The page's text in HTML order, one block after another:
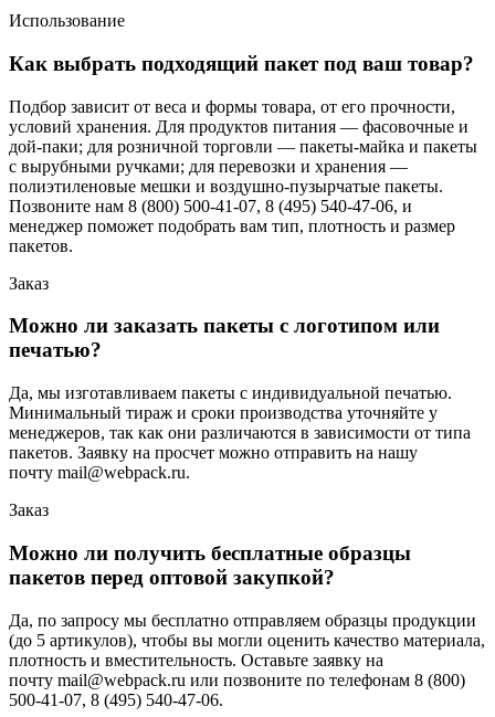
Использование
Как выбрать подходящий пакет под ваш товар?
Подбор зависит от веса и формы товара, от его прочности,
условий хранения. Для продуктов питания — фасовочные и
дой-паки; для розничной торговли — пакеты-майка и пакеты
с вырубными ручками; для перевозки и хранения —
полиэтиленовые мешки и воздушно-пузырчатые пакеты.
Позвоните нам 8 (800) 500-41-07, 8 (495) 540-47-06, и
менеджер поможет подобрать вам тип, плотность и размер
пакетов.
Заказ
Можно ли заказать пакеты с логотипом или
печатью?
Да, мы изготавливаем пакеты с индивидуальной печатью.
Минимальный тираж и сроки производства уточняйте у
менеджеров, так как они различаются в зависимости от типа
пакетов. Заявку на просчет можно отправить на нашу
почту mail@webpack.ru.
Заказ
Можно ли получить бесплатные образцы
пакетов перед оптовой закупкой?
Да, по запросу мы бесплатно отправляем образцы продукции
(до 5 артикулов), чтобы вы могли оценить качество материала,
плотность и вместительность. Оставьте заявку на
почту mail@webpack.ru или позвоните по телефонам 8 (800)
500-41-07, 8 (495) 540-47-06.